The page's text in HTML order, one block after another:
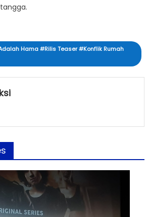
Hama #Rilis Teaser #Konflik Rumah